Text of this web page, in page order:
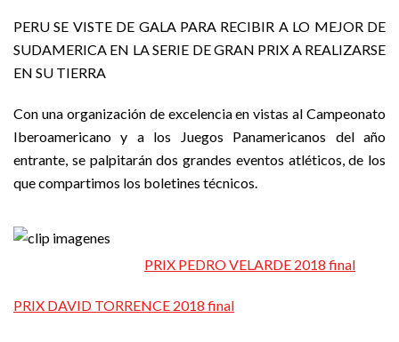
PERU SE VISTE DE GALA PARA RECIBIR A LO MEJOR DE
SUDAMERICA EN LA SERIE DE GRAN PRIX A REALIZARSE
EN SU TIERRA
Con una organización de excelencia en vistas al Campeonato
Iberoamericano y a los Juegos Panamericanos del año
entrante, se palpitarán dos grandes eventos atléticos, de los
que compartimos los boletines técnicos.
PRIX PEDRO VELARDE 2018 final
PRIX DAVID TORRENCE 2018 final